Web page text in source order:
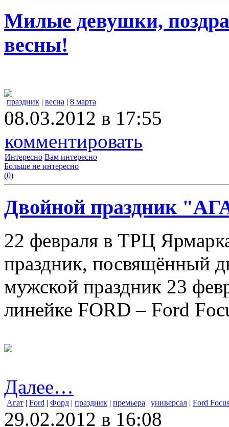
Милые девушки,
весны!
праздник | весна | 8 марта
08.03.2012 в 17:55
комментировать
Интересно Вам интересно
Больше не интересно
(0)
Двойной праздник
22 февраля в ТРЦ
праздник, посвящённый
мужской праздник 23
линейке FORD – Ford
Далее…
Агат | Ford | Форд | праздник | премьера | универсал | Ford
29.02.2012 в 16:08